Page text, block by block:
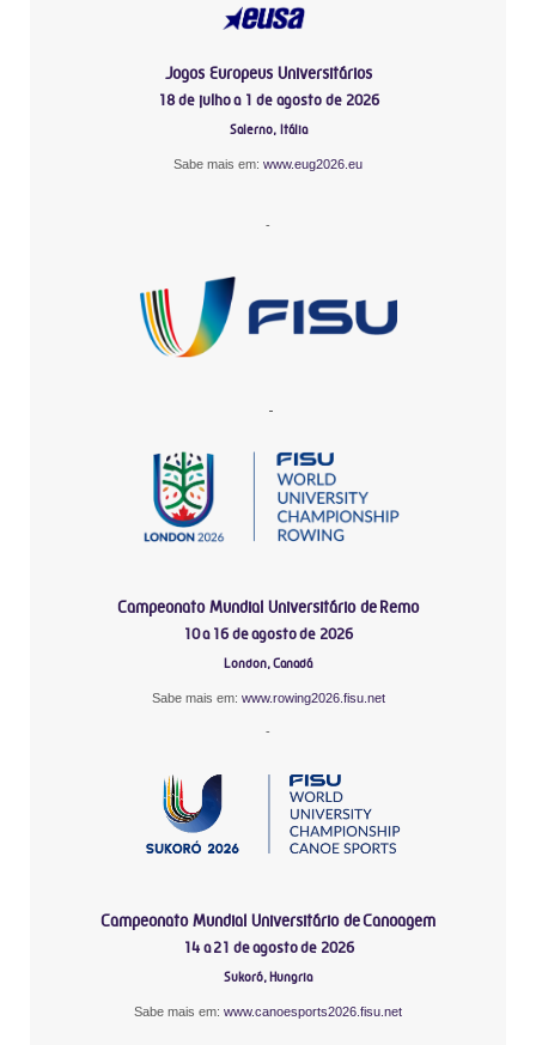
Jogos Europeus Universitários
18 de julho a 1 de agosto de 2026
Salerno, Itália
Sabe mais em: www.eug2026.eu
-
-
Campeonato Mundial Universitário de Remo
10 a 16 de agosto de 2026
London, Canadá
Sabe mais em: www.rowing2026.fisu.net
-
Campeonato Mundial Universitário de Canoagem
14 a 21 de agosto de 2026
Sukoró, Hungria
Sabe mais em: www.canoesports2026.fisu.net